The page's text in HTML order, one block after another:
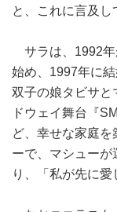
と、これに言及し
サラは、1992年
始め、1997年に
双子の娘タビサと
ドウェイ舞台『
ど、幸せな家庭を
ーで、マシューが
り、「私が先に愛